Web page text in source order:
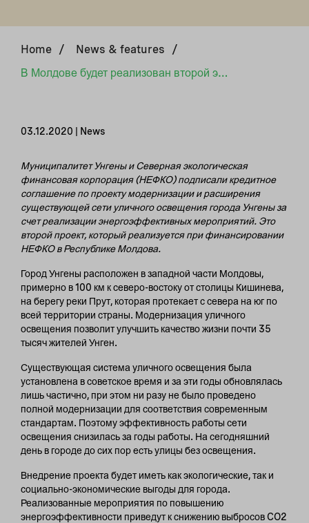
Home / News & features
/
В Молдове будет реализован второй энергоэффективный проект НЕФКО
03.12.2020 | News
Муниципалитет Унгены и Северная экологическая
финансовая корпорация (НЕФКО) подписали кредитное
соглашение по проекту модернизации и расширения
существующей сети уличного освещения города Унгены за
счет реализации энергоэффективных мероприятий. Это
второй проект, который реализуется при финансировании
НЕФКО в Республике Молдова.
Город Унгены расположен в западной части Молдовы,
примерно в 100 км к северо-востоку от столицы Кишинева,
на берегу реки Прут, которая протекает с севера на юг по
всей территории страны. Модернизация уличного
освещения позволит улучшить качество жизни почти 35
тысяч жителей Унген.
Существующая система уличного освещения была
установлена в советское время и за эти годы обновлялась
лишь частично, при этом ни разу не было проведено
полной модернизации для соответствия современным
стандартам. Поэтому эффективность работы сети
освещения снизилась за годы работы. На сегодняшний
день в городе до сих пор есть улицы без освещения.
Внедрение проекта будет иметь как экологические, так и
социально-экономические выгоды для города.
Реализованные мероприятия по повышению
энергоэффективности приведут к снижению выбросов CO2